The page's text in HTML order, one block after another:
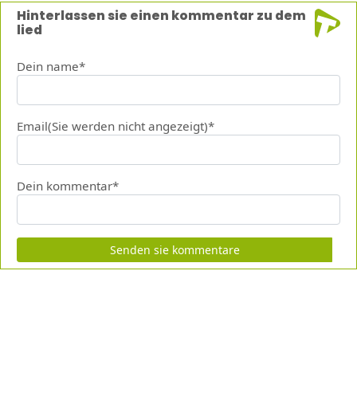
Hinterlassen sie einen kommentar zu dem
lied
Dein name*
Email(Sie werden nicht angezeigt)*
Dein kommentar*
Senden sie kommentare